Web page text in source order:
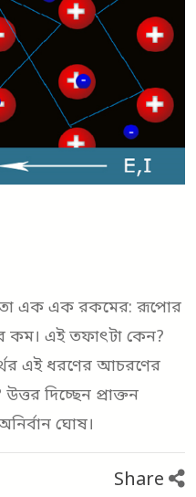
এক এক রকমের: রূপোর
কম। এই তফাৎটা কেন?
এই ধরণের আচরণের
দিচ্ছেন প্রাক্তন
ঘোষ।
Share